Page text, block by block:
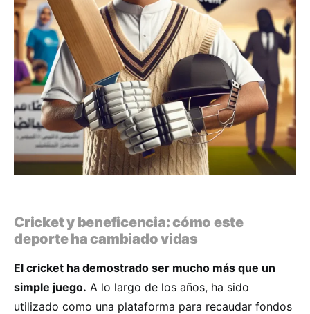
Cricket y beneficencia: cómo este
deporte ha cambiado vidas
El cricket ha demostrado ser mucho más que un
simple juego. A lo largo de los años, ha sido
utilizado como una plataforma para recaudar fondos